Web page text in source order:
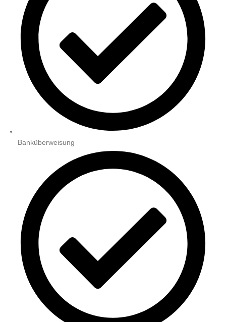
Banküberweisung